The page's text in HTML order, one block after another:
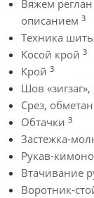
Вяжем
описанием 3
Техника
Косой крой 3
Крой 3
Шов
Срез,
Обтачки 3
Застежка-
Рукав-кимоно
Втачивание
Воротник-